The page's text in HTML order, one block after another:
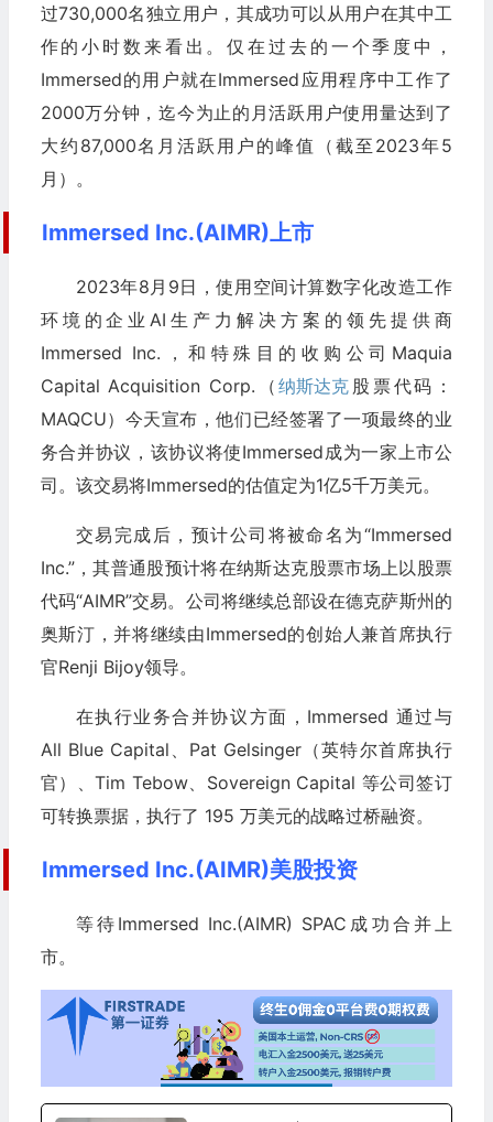
过730,000名独立用户，其成功可以从用户在其中工
作的小时数来看出。仅在过去的一个季度中，
Immersed的用户就在Immersed应用程序中工作了
2000万分钟，迄今为止的月活跃用户使用量达到了
大约87,000名月活跃用户的峰值（截至2023年5
月）。
Immersed Inc.(AIMR)上市
2023年8月9日，使用空间计算数字化改造工作
环境的企业AI生产力解决方案的领先提供商
Immersed Inc.，和特殊目的收购公司Maquia
Capital Acquisition Corp.（纳斯达克 股票代码：
MAQCU）今天宣布，他们已经签署了一项最终的业
务合并协议，该协议将使Immersed成为一家上市公
司。该交易将Immersed的估值定为1亿5千万美元。
交易完成后，预计公司将被命名为“Immersed
Inc.”，其普通股预计将在纳斯达克股票市场上以股票
代码“AIMR”交易。公司将继续总部设在德克萨斯州的
奥斯汀，并将继续由Immersed的创始人兼首席执行
官Renji Bijoy领导。
在执行业务合并协议方面，Immersed 通过与
All Blue Capital、Pat Gelsinger（英特尔首席执行
官）、Tim Tebow、Sovereign Capital 等公司签订
可转换票据，执行了 195 万美元的战略过桥融资。
Immersed Inc.(AIMR)美股投资
等待Immersed Inc.(AIMR) SPAC成功合并上
市。